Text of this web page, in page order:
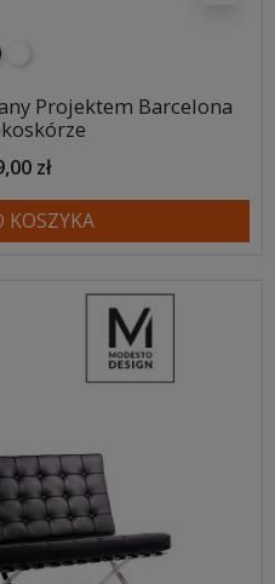
Projektem Barcelona
zł
KOSZYKA